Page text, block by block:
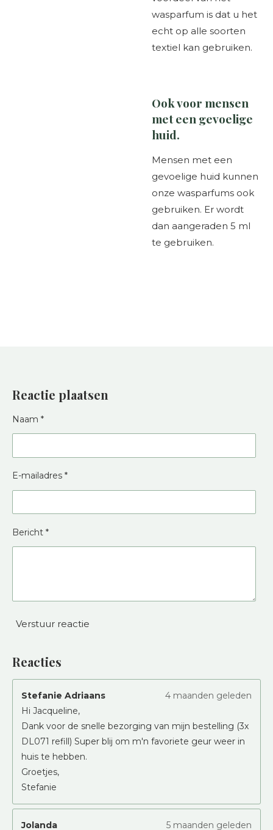
wasparfum is dat u het
echt op alle soorten
textiel kan gebruiken.
Ook voor mensen
met een gevoelige
huid.
Mensen met een
gevoelige huid kunnen
onze wasparfums ook
gebruiken. Er wordt
dan aangeraden 5 ml
te gebruiken.
Reactie plaatsen
Naam *
E-mailadres *
Bericht *
Verstuur reactie
Reacties
Stefanie Adriaans
4 maanden geleden
Hi Jacqueline,
Dank voor de snelle bezorging van mijn bestelling (3x
DL071 refill) Super blij om m'n favoriete geur weer in
huis te hebben.
Groetjes,
Stefanie
Jolanda
5 maanden geleden